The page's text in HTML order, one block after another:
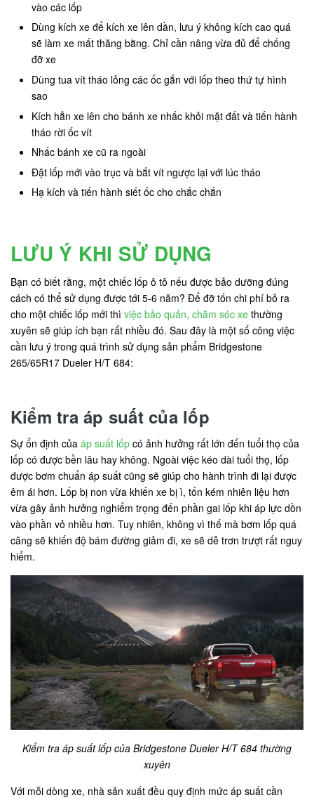
vào các lốp
Dùng kích xe để kích xe lên dần, lưu ý không kích cao quá
sẽ làm xe mất thăng bằng. Chỉ cần nâng vừa đủ để chống
đỡ xe
Dùng tua vít tháo lỏng các ốc gắn với lốp theo thứ tự hình
sao
Kích hẳn xe lên cho bánh xe nhấc khỏi mặt đất và tiến hành
tháo rời ốc vít
Nhấc bánh xe cũ ra ngoài
Đặt lốp mới vào trục và bắt vít ngược lại với lúc tháo
Hạ kích và tiến hành siết ốc cho chắc chắn
LƯU Ý KHI SỬ DỤNG
Bạn có biết rằng, một chiếc lốp ô tô nếu được bảo dưỡng đúng
cách có thể sử dụng được tới 5-6 năm? Để đỡ tốn chi phí bỏ ra
cho một chiếc lốp mới thì việc bảo quản, chăm sóc xe thường
xuyên sẽ giúp ích bạn rất nhiều đó. Sau đây là một số công việc
cần lưu ý trong quá trình sử dụng sản phẩm Bridgestone
265/65R17 Dueler H/T 684:
Kiểm tra áp suất của lốp
Sự ổn định của áp suất lốp có ảnh hưởng rất lớn đến tuổi thọ của
lốp có được bền lâu hay không. Ngoài việc kéo dài tuổi thọ, lốp
được bơm chuẩn áp suất cũng sẽ giúp cho hành trình đi lại được
êm ái hơn. Lốp bị non vừa khiến xe bị ì, tốn kém nhiên liệu hơn
vừa gây ảnh hưởng nghiểm trọng đến phần gai lốp khi áp lực dồn
vào phần vỏ nhiều hơn. Tuy nhiên, không vì thế mà bơm lốp quá
căng sẽ khiến độ bám đường giảm đi, xe sẽ dễ trơn trượt rất nguy
hiểm.
Kiểm tra áp suất lốp của Bridgestone Dueler H/T 684 thường
xuyên
Với mỗi dòng xe, nhà sản xuất đều quy định mức áp suất cần